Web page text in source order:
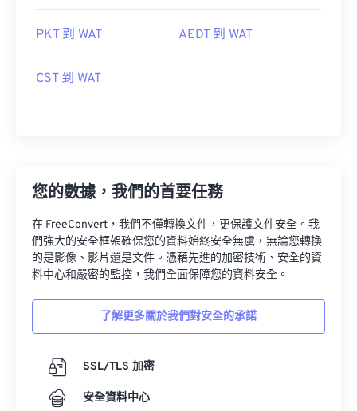
PKT 到 WAT AEDT 到 WAT
CST 到 WAT
您的數據，我們的首要任務
在 FreeConvert，我們不僅轉換文件，更保護文件安全。我
們強大的安全框架確保您的資料始終安全無虞，無論您轉換
的是影像、影片還是文件。憑藉先進的加密技術、安全的資
料中心和嚴密的監控，我們全面保障您的資料安全。
了解更多關於我們對安全的承諾
SSL/TLS 加密
安全資料中心